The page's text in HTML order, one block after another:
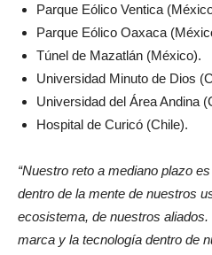
Parque Eólico Ventica
Parque Eólico Oaxaca
Túnel de Mazatlán (México).
Universidad Minuto de Dios
Universidad del Área Andina
Hospital de Curicó (Chile).
“Nuestro reto a mediano plazo
dentro de la mente de nuestros
ecosistema, de nuestros
marca y la tecnología dentro de